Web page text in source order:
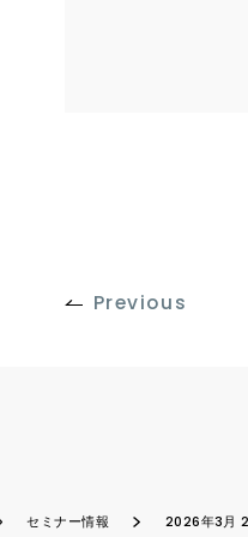
Previous
セミナー情報 2026年3月